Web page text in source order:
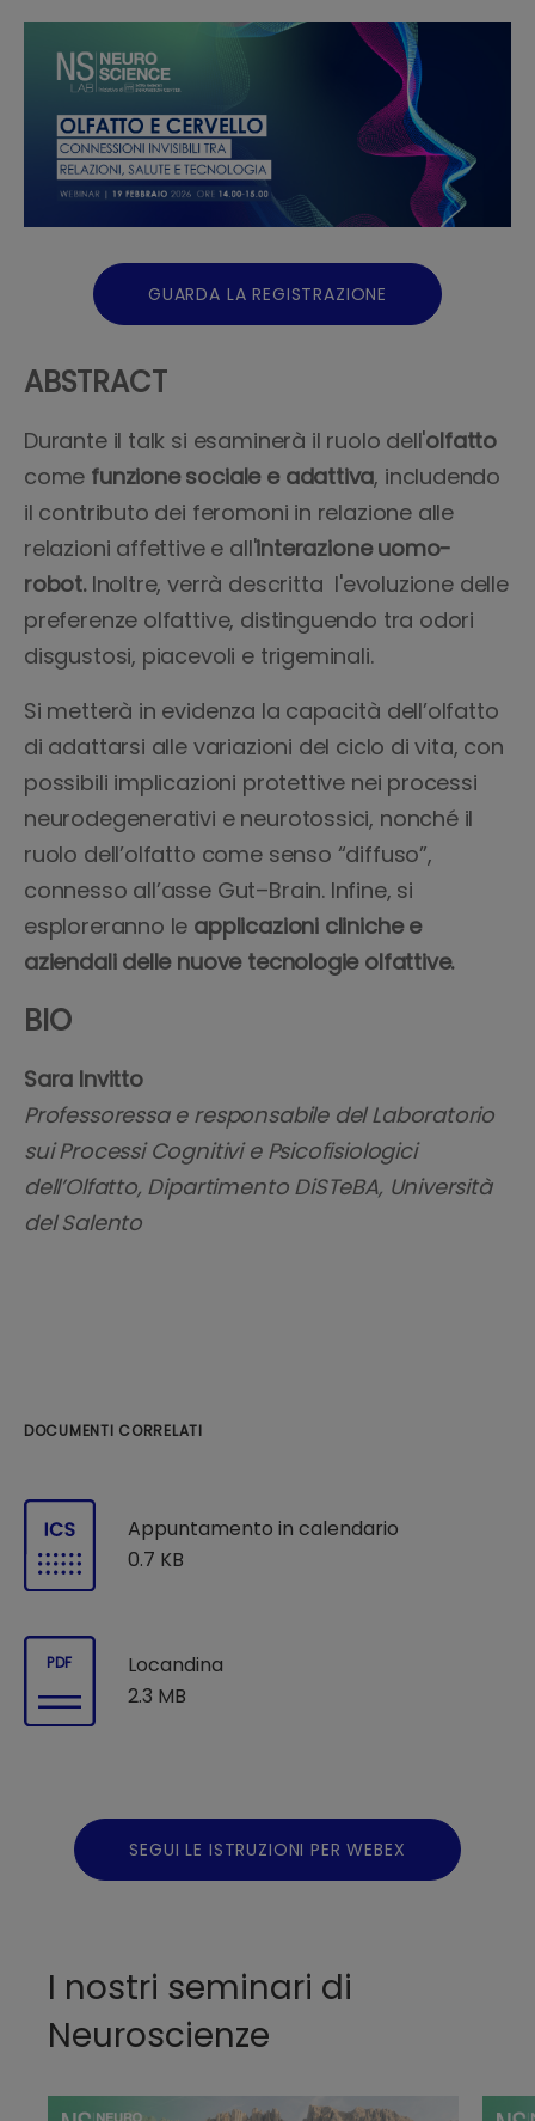
GUARDA LA REGISTRAZIONE
ABSTRACT
Durante il talk si esaminerà il ruolo dell'olfatto
come funzione sociale e adattiva, includendo
il contributo dei feromoni in relazione alle
relazioni affettive e all'interazione uomo-
robot.Inoltre, verrà descritta l'evoluzione delle
preferenze olfattive, distinguendo tra odori
disgustosi, piacevoli e trigeminali.
Si metterà in evidenza la capacità dell’olfatto
di adattarsi alle variazioni del ciclo di vita, con
possibili implicazioni protettive nei processi
neurodegenerativi e neurotossici, nonché il
ruolo dell’olfatto come senso “diffuso”,
connesso all’asse Gut–Brain. Infine, si
esploreranno le applicazioni cliniche e
aziendali delle nuove tecnologie olfattive.
BIO
Sara Invitto
Professoressa e responsabile del Laboratorio
sui Processi Cognitivi e Psicofisiologici
dell’Olfatto, Dipartimento DiSTeBA, Università
del Salento
DOCUMENTI CORRELATI
Appuntamento in calendario
0.7 KB
PDF
Locandina
2.3 MB
SEGUI LE ISTRUZIONI PER WEBEX
I nostri seminari di
Neuroscienze